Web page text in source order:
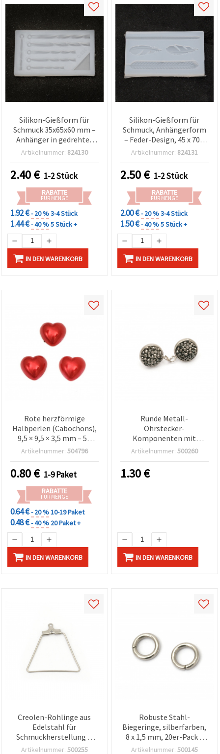
Silikon-Gießform für
Schmuck 35x65x60 mm –
Anhänger in gedrehter
Röhrenform, DIY
Artikelnummer: 824130
2.40€ 1-2 Stück
RABATTE
FÜR MENGE
1.92 €- 20 %3-4 Stück
1.44 €- 40 %5 Stück +
IN DEN WARENKORB
Silikon-Gießform für
Schmuck, Anhängerform
– Feder-Design, 45 x 70 x
60 mm
Artikelnummer: 824131
2.50€ 1-2 Stück
RABATTE
FÜR MENGE
2.00 €- 20 %3-4 Stück
1.50 €- 40 %5 Stück +
IN DEN WARENKORB
Rote herzförmige
Halbperlen (Cabochons),
9,5 × 9,5 × 3,5 mm – 50
Stück zum Basteln
Artikelnummer: 504796
0.80€ 1-9 Paket
RABATTE
FÜR MENGE
0.64 €- 20 %10-19 Paket
0.48 €- 40 % 20 Paket +
IN DEN WARENKORB
Runde Metall-
Ohrstecker-
Komponenten mit
Polymer und Kristallen,
Loch: 2 mm, Schwarz – 2
Artikelnummer: 500260
1.30€
IN DEN WARENKORB
Creolen-Rohlinge aus
Edelstahl für
Schmuckherstellung &
DIY, 28 x 26 x 2 mm, Loch: 1
Artikelnummer: 500255
Robuste Stahl-
Biegeringe, silberfarben,
8 x 1,5 mm, 20er-Pack –
perfekt für sichere
Artikelnummer: 500145